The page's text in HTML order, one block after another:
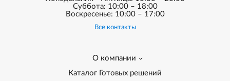
Суббота: 10:00 – 18:00
Воскресенье: 10:00 – 17:00
Все контакты
О компании
Каталог Готовых решений